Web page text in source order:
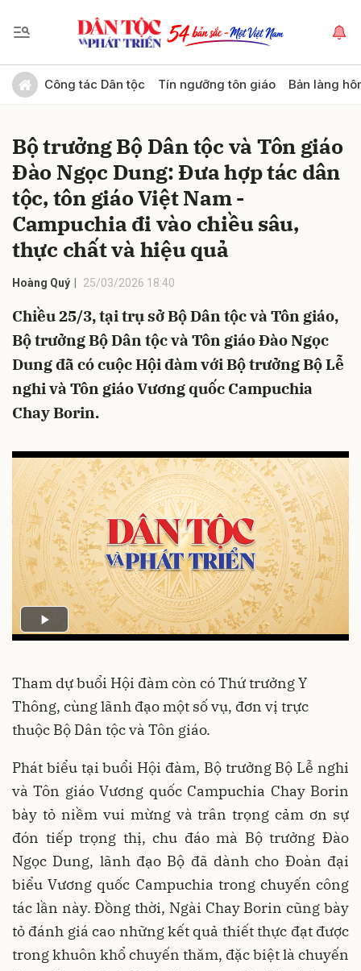
Công tác Dân tộc Tín ngưỡng tôn giáo Bản làng
Bộ trưởng Bộ Dân tộc và Tôn giáo
Đào Ngọc Dung: Đưa hợp tác dân
tộc, tôn giáo Việt Nam -
Campuchia đi vào chiều sâu,
thực chất và hiệu quả
Hoàng Quý 25/03/2026 18:40
Chiều 25/3, tại trụ sở Bộ Dân tộc và Tôn giáo,
Bộ trưởng Bộ Dân tộc và Tôn giáo Đào Ngọc
Dung đã có cuộc Hội đàm với Bộ trưởng Bộ Lễ
nghi và Tôn giáo Vương quốc Campuchia
Chay Borin.
Tham dự buổi Hội đàm còn có Thứ trưởng Y
Thông, cùng lãnh đạo một số vụ, đơn vị trực
thuộc Bộ Dân tộc và Tôn giáo.
Phát biểu tại buổi Hội đàm, Bộ trưởng Bộ Lễ nghi
và Tôn giáo Vương quốc Campuchia Chay Borin
bày tỏ niềm vui mừng và trân trọng cảm ơn sự
đón tiếp trọng thị, chu đáo mà Bộ trưởng Đào
Ngọc Dung, lãnh đạo Bộ đã dành cho Đoàn đại
biểu Vương quốc Campuchia trong chuyến công
tác lần này. Đồng thời, Ngài Chay Borin cũng bày
tỏ đánh giá cao những kết quả thiết thực đạt được
trong khuôn khổ chuyến thăm, đặc biệt là chuyến
Gửi bình luận